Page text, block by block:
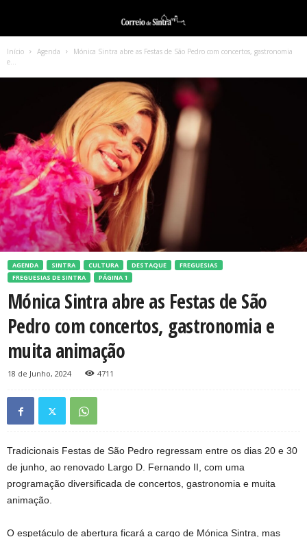
Início Agenda
Mónica Sintra abre as Festas de São Pedro com concertos, gastronomia
e...
AGENDA SINTRA CULTURA DESTAQUE
FREGUESIAS
FREGUESIAS DE SINTRA
PÁGINA 1
Mónica Sintra abre as Festas de São
Pedro com concertos, gastronomia e
muita animação
18 de Junho, 2024 4711
Tradicionais Festas de São Pedro regressam entre os dias 20 e 30
de junho, ao renovado Largo D. Fernando II, com uma
programação diversificada de concertos, gastronomia e muita
animação.
O espetáculo de abertura ficará a cargo de Mónica Sintra, mas